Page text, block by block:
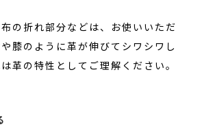
の折れ部分などは、お使いいただ
膝のように革が伸びてシワシワし
革の特性としてご理解ください。